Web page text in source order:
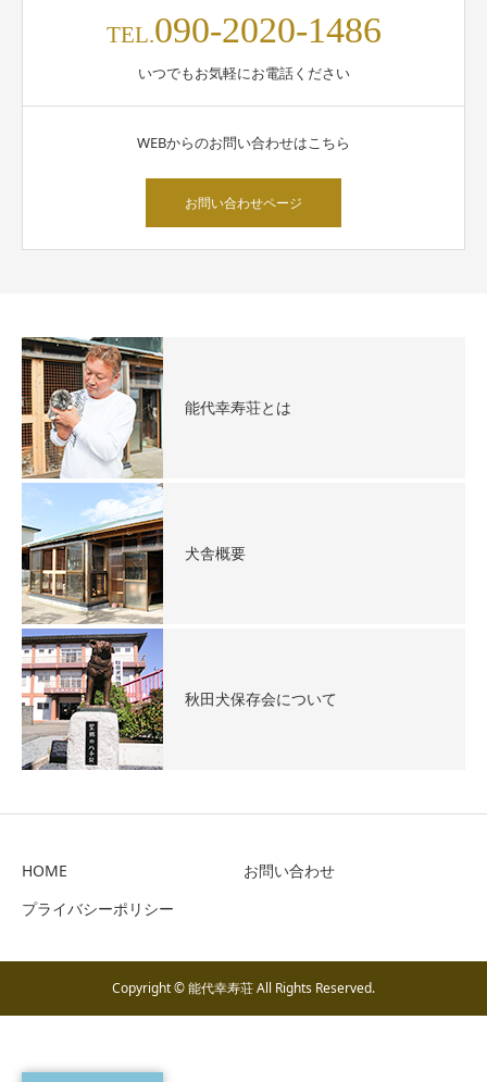
TEL.090-2020-1486
いつでもお気軽にお電話ください
WEBからのお問い合わせはこちら
お問い合わせページ
能代幸寿荘とは
犬舎概要
秋田犬保存会について
HOME
お問い合わせ
プライバシーポリシー
Copyright © 能代幸寿荘 All Rights Reserved.